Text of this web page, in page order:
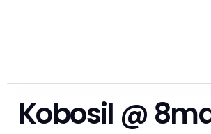
Kobosil @